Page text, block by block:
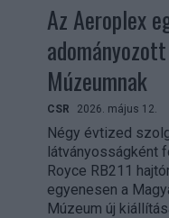
Az Aeroplex
Múzeumnak
CSR 2026. május 12.
Négy évtized
látványosságként
Royce RB211
egyenesen a
Múzeum új